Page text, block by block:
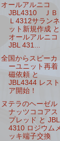
オールアルニコ
JBL4310 ＪＢ
Ｌ4312サランネ
ット新規作成 と
オールアルニコ
JBL 431...
全国からスピーカ
ーユニット再着
磁依頼 と
JBL4344 レスト
ア開始！
ヌテラのヘーゼル
ナッツココアス
プレッド と JBL
4310 ロジウム
ッキ端子交換